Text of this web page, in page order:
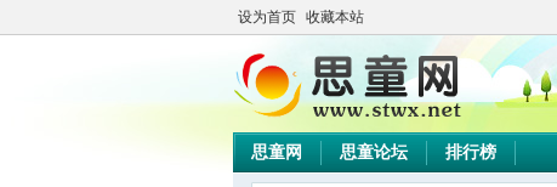
设为首页 收藏本站
思童网 思童论坛 排行榜